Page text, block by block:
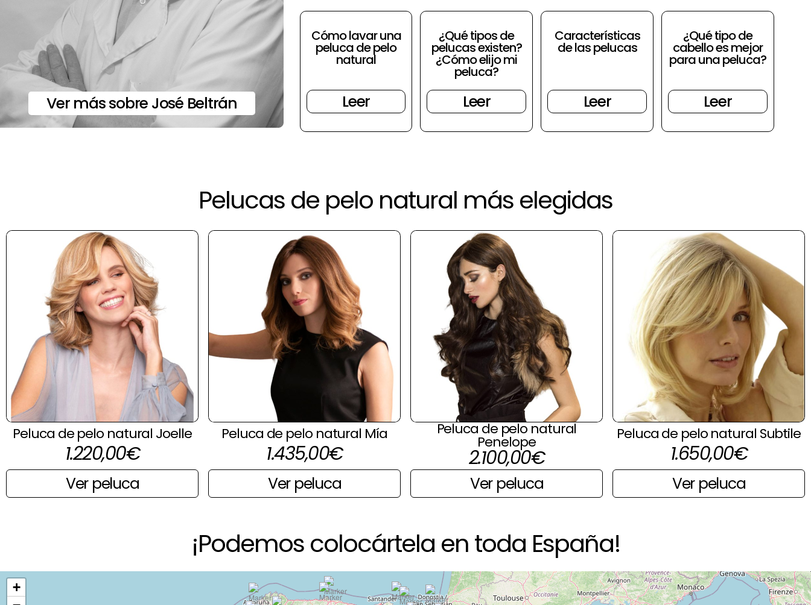
Ver más sobre José Beltrán
Cómo lavar una
peluca de pelo
natural
Leer
¿Qué tipos de
pelucas existen?
¿Cómo elijo mi
peluca?
Leer
Características
de las pelucas
Leer
¿Qué tipo de
cabello es mejor
para una peluca?
Leer
Pelucas de pelo natural más elegidas
Peluca de pelo natural Joelle
1.220,00€
Ver peluca
Peluca de pelo natural Mía
1.435,00€
Ver peluca
Peluca de pelo natural
Penelope
2.100,00€
Ver peluca
Peluca de pelo natural Subtile
1.650,00€
Ver peluca
¡Podemos colocártela en toda España!
+